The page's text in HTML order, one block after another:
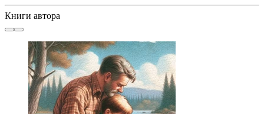
Книги автора